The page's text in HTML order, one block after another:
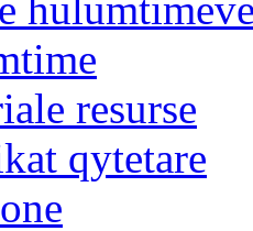
resurse
qytetare